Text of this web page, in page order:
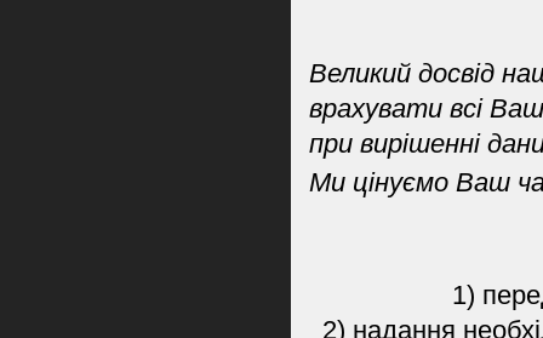
Великий досвід
врахувати всі
при вирішенні
Ми цінуємо Ваш
1)
2) надання